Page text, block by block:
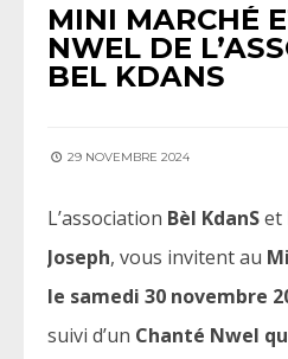
MINI MARCHÉ
NWEL DE
BEL KDANS
29 NOVEMBRE 2024
L’association Bèl KdanSet
Joseph, vous invitent au
le samedi 30 novembre
suivi d’un Chanté Nwel